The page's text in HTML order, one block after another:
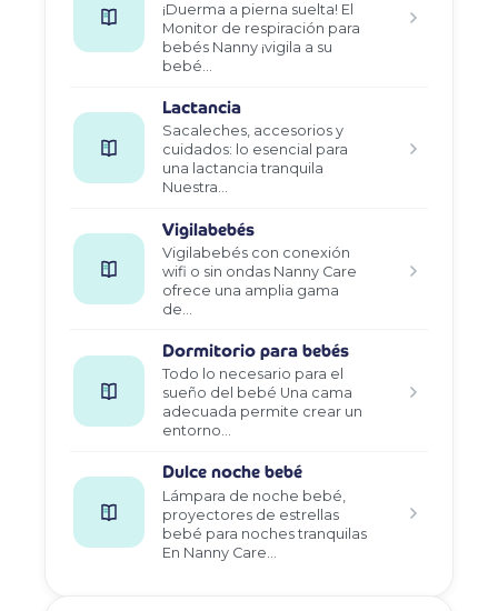
¡Duerma a pierna suelta! El
Monitor de respiración para
bebés Nanny ¡vigila a su
bebé…
Lactancia
Sacaleches, accesorios y
cuidados: lo esencial para
una lactancia tranquila
Nuestra…
Vigilabebés
Vigilabebés con conexión
wifi o sin ondas Nanny Care
ofrece una amplia gama
de…
Dormitorio para bebés
Todo lo necesario para el
sueño del bebé Una cama
adecuada permite crear un
entorno…
Dulce noche bebé
Lámpara de noche bebé,
proyectores de estrellas
bebé para noches tranquilas
En Nanny Care…